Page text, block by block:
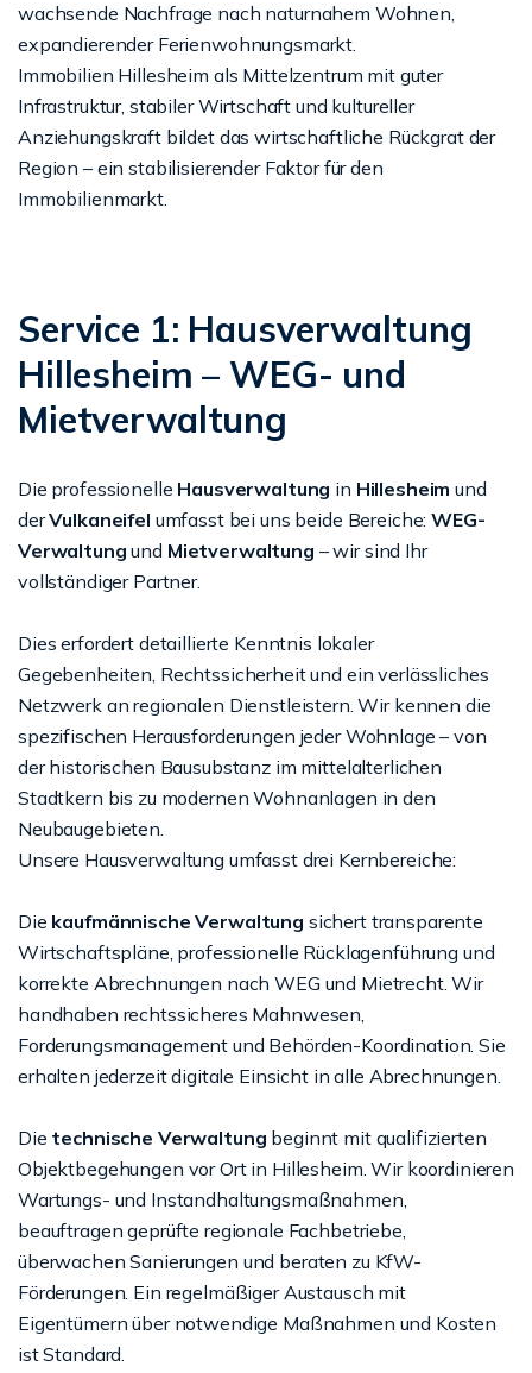
wachsende Nachfrage nach naturnahem Wohnen,
expandierender Ferienwohnungsmarkt.
Immobilien Hillesheim als Mittelzentrum mit guter
Infrastruktur, stabiler Wirtschaft und kultureller
Anziehungskraft bildet das wirtschaftliche Rückgrat der
Region – ein stabilisierender Faktor für den
Immobilienmarkt.
Service 1: Hausverwaltung
Hillesheim – WEG- und
Mietverwaltung
Die professionelle Hausverwaltung in Hillesheim und
derVulkaneifel umfasst bei uns beide Bereiche:WEG-
Verwaltung und Mietverwaltung – wir sind Ihr
vollständiger Partner.
Dies erfordert detaillierte Kenntnis lokaler
Gegebenheiten, Rechtssicherheit und ein verlässliches
Netzwerk an regionalen Dienstleistern. Wir kennen die
spezifischen Herausforderungen jeder Wohnlage – von
der historischen Bausubstanz im mittelalterlichen
Stadtkern bis zu modernen Wohnanlagen in den
Neubaugebieten.
Unsere Hausverwaltung umfasst drei Kernbereiche:
Die kaufmännische Verwaltung sichert transparente
Wirtschaftspläne, professionelle Rücklagenführung und
korrekte Abrechnungen nach WEG und Mietrecht. Wir
handhaben rechtssicheres Mahnwesen,
Forderungsmanagement und Behörden-Koordination. Sie
erhalten jederzeit digitale Einsicht in alle Abrechnungen.
Die technische Verwaltung beginnt mit qualifizierten
Objektbegehungen vor Ort in Hillesheim. Wir koordinieren
Wartungs- und Instandhaltungsmaßnahmen,
beauftragen geprüfte regionale Fachbetriebe,
überwachen Sanierungen und beraten zu KfW-
Förderungen. Ein regelmäßiger Austausch mit
Eigentümern über notwendige Maßnahmen und Kosten
ist Standard.